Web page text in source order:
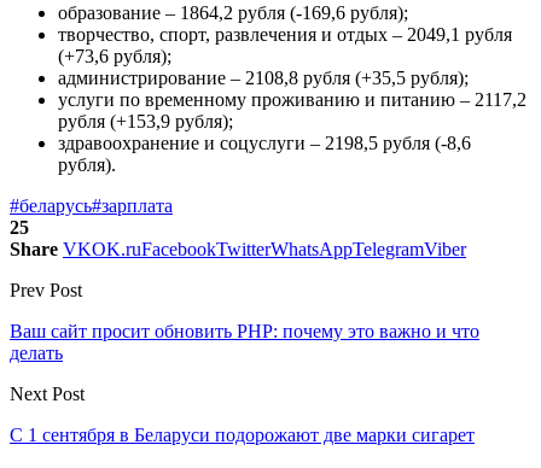
образование – 1864,2 рубля (-169,6 рубля);
творчество, спорт, развлечения и отдых – 2049,1 рубля
(+73,6 рубля);
администрирование – 2108,8 рубля (+35,5 рубля);
услуги по временному проживанию и питанию – 2117,2
рубля (+153,9 рубля);
здравоохранение и соцуслуги – 2198,5 рубля (-8,6
рубля).
#беларусь#зарплата
25
Share VKOK.ruFacebookTwitterWhatsAppTelegramViber
Prev Post
Ваш сайт просит обновить PHP: почему это важно и что
делать
Next Post
С 1 сентября в Беларуси подорожают две марки сигарет